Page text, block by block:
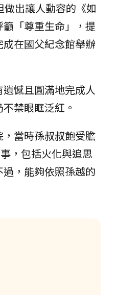
出讓人動容的《如
「尊重生命」，提
在國父紀念館舉辦
憾且圓滿地完成人
禁眼眶泛紅。
當時孫叔叔飽受膽
，包括火化與追思
，能夠依照孫越的